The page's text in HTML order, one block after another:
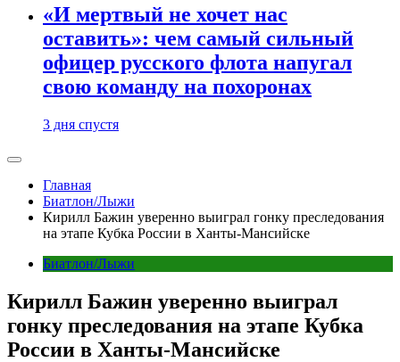
«И мертвый не хочет нас
оставить»: чем самый сильный
офицер русского флота напугал
свою команду на похоронах
3 дня спустя
Главная
Биатлон/Лыжи
Кирилл Бажин уверенно выиграл гонку преследования
на этапе Кубка России в Ханты-Мансийске
Биатлон/Лыжи
Кирилл Бажин уверенно выиграл
гонку преследования на этапе Кубка
России в Ханты-Мансийске